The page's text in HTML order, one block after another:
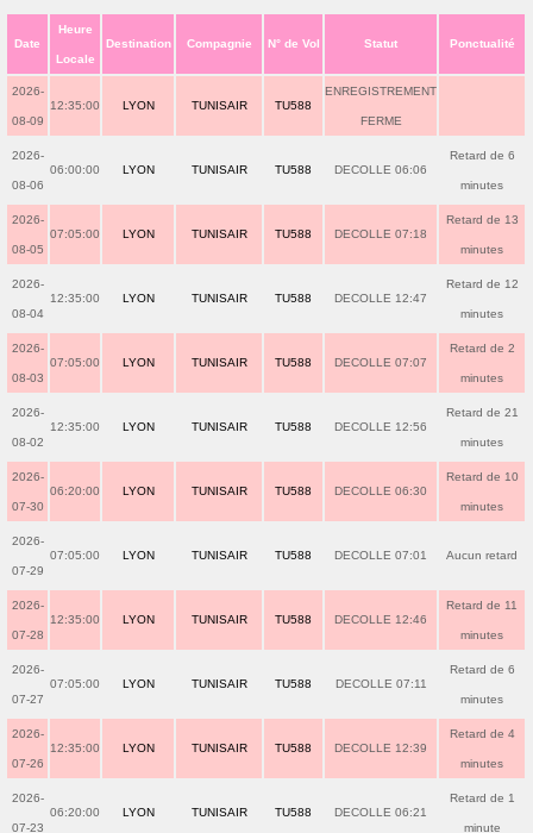
Date
Heure
Locale
Destination Compagnie N° de Vol Statut Ponctualité
2026-
08-09
12:35:00 LYON TUNISAIR TU588
ENREGISTREMENT
FERME
2026-
08-06
06:00:00 LYON TUNISAIR TU588 DECOLLE 06:06
Retard de 6
minutes
2026-
08-05
07:05:00 LYON TUNISAIR TU588 DECOLLE 07:18
Retard de 13
minutes
2026-
08-04
12:35:00 LYON TUNISAIR TU588 DECOLLE 12:47
Retard de 12
minutes
2026-
08-03
07:05:00 LYON TUNISAIR TU588 DECOLLE 07:07
Retard de 2
minutes
2026-
08-02
12:35:00 LYON TUNISAIR TU588 DECOLLE 12:56
Retard de 21
minutes
2026-
07-30
06:20:00 LYON TUNISAIR TU588 DECOLLE 06:30
Retard de 10
minutes
2026-
07-29
07:05:00 LYON TUNISAIR TU588 DECOLLE 07:01 Aucun retard
2026-
07-28
12:35:00 LYON TUNISAIR TU588 DECOLLE 12:46
Retard de 11
minutes
2026-
07-27
07:05:00 LYON TUNISAIR TU588 DECOLLE 07:11
Retard de 6
minutes
2026-
07-26
12:35:00 LYON TUNISAIR TU588 DECOLLE 12:39
Retard de 4
minutes
2026-
07-23
06:20:00 LYON TUNISAIR TU588 DECOLLE 06:21
Retard de 1
minute